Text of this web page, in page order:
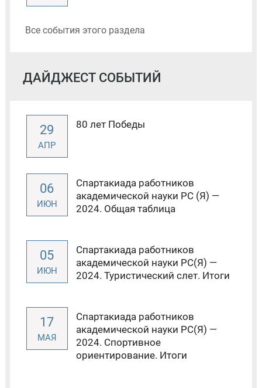
Все события этого раздела
ДАЙДЖЕСТ СОБЫТИЙ
29
АПР
80 лет Победы
06
ИЮН
Спартакиада работников
академической науки РС (Я) —
2024. Общая таблица
05
ИЮН
Спартакиада работников
академической науки РС(Я) —
2024. Туристический слет. Итоги
17
МАЯ
Спартакиада работников
академической науки РС(Я) —
2024. Спортивное
ориентирование. Итоги